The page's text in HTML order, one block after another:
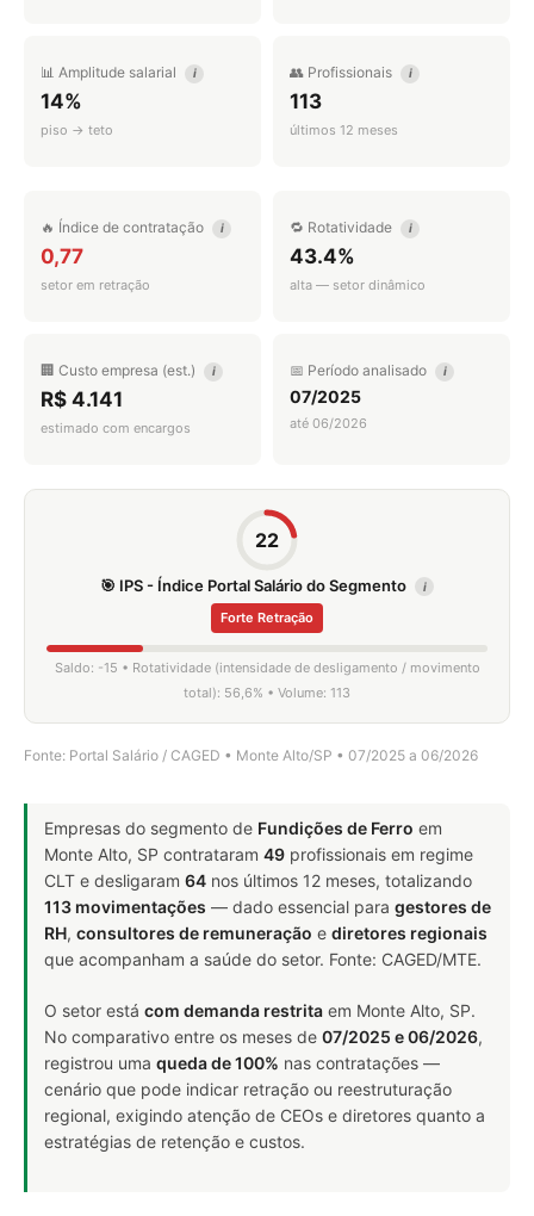
📊 Amplitude salarial i
14%
piso → teto
👥 Profissionais i
113
últimos 12 meses
🔥 Índice de contratação i
0,77
setor em retração
🔁 Rotatividade i
43.4%
alta — setor dinâmico
🏢 Custo empresa (est.) i
R$ 4.141
estimado com encargos
📅 Período analisado i
07/2025
até 06/2026
22
🎯 IPS - Índice Portal Salário do Segmento i
Forte Retração
Saldo: -15 • Rotatividade (intensidade de desligamento / movimento
total): 56,6% • Volume: 113
Fonte: Portal Salário / CAGED • Monte Alto/SP • 07/2025 a 06/2026
Empresas do segmento de Fundições de Ferro em
Monte Alto, SP contrataram 49 profissionais em regime
CLT e desligaram 64 nos últimos 12 meses, totalizando
113 movimentações — dado essencial para gestores de
RH, consultores de remuneração e diretores regionais
que acompanham a saúde do setor. Fonte: CAGED/MTE.
O setor está com demanda restrita em Monte Alto, SP.
No comparativo entre os meses de 07/2025 e 06/2026,
registrou uma queda de 100% nas contratações —
cenário que pode indicar retração ou reestruturação
regional, exigindo atenção de CEOs e diretores quanto a
estratégias de retenção e custos.